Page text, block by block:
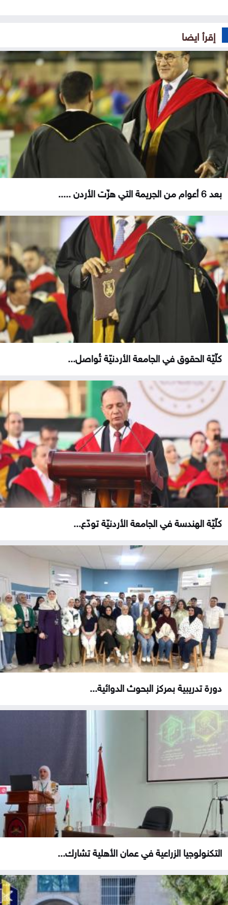
إقرأ ايضا
بعد 6 أعوام من الجريمة التي هزّت الأردن .....
كلّيّة الحقوق في الجامعة الأردنيّة تُواصل...
كلّيّة الهندسة في الجامعة الأردنيّة تودّع...
دورة تدريبية بمركز البحوث الدوائية...
التكنولوجيا الزراعية في عمان الأهلية تشارك...